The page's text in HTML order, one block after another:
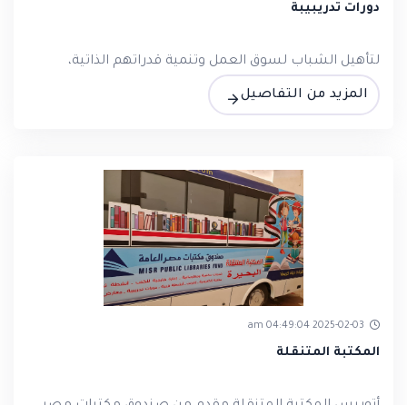
دورات تدريبيبة
لتأهيل الشباب لسوق العمل وتنمية قدراتهم الذاتية،
المزيد من التفاصيل
2025-02-03 04:49:04 am
المكتبة المتنقلة